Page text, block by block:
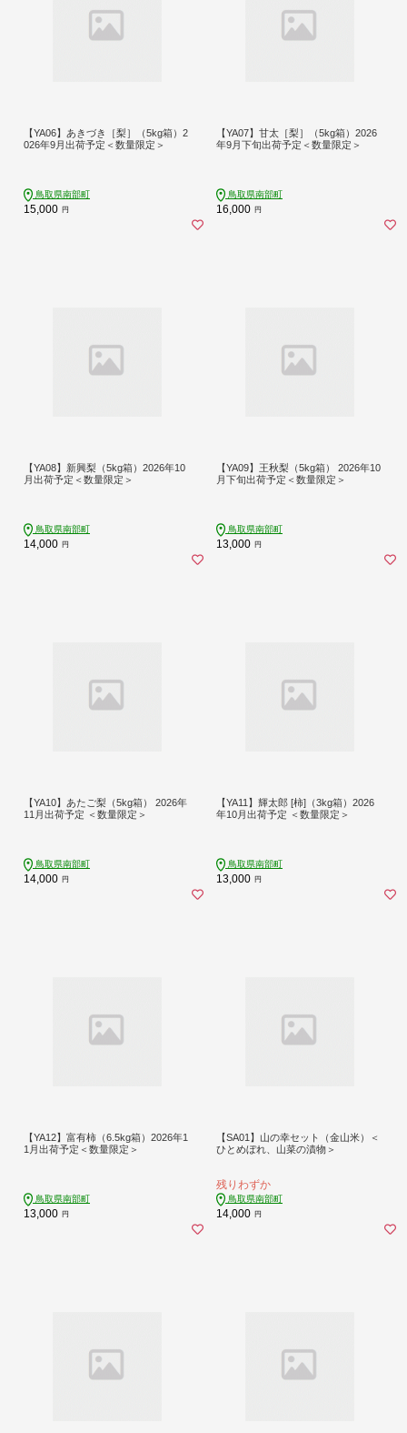
【YA06】あきづき［梨］（5kg箱）2
026年9月出荷予定＜数量限定＞
鳥取県南部町
15,000 円
【YA07】甘太［梨］（5kg箱）2026
年9月下旬出荷予定＜数量限定＞
鳥取県南部町
16,000 円
【YA08】新興梨（5kg箱）2026年10
月出荷予定＜数量限定＞
鳥取県南部町
14,000 円
【YA09】王秋梨（5kg箱） 2026年10
月下旬出荷予定＜数量限定＞
鳥取県南部町
13,000 円
【YA10】あたご梨（5kg箱） 2026年
11月出荷予定 ＜数量限定＞
鳥取県南部町
14,000 円
【YA11】輝太郎 [柿]（3kg箱）2026
年10月出荷予定 ＜数量限定＞
鳥取県南部町
13,000 円
【YA12】富有柿（6.5kg箱）2026年1
1月出荷予定＜数量限定＞
鳥取県南部町
13,000 円
【SA01】山の幸セット（金山米）＜
ひとめぼれ、山菜の漬物＞
残りわずか
鳥取県南部町
14,000 円